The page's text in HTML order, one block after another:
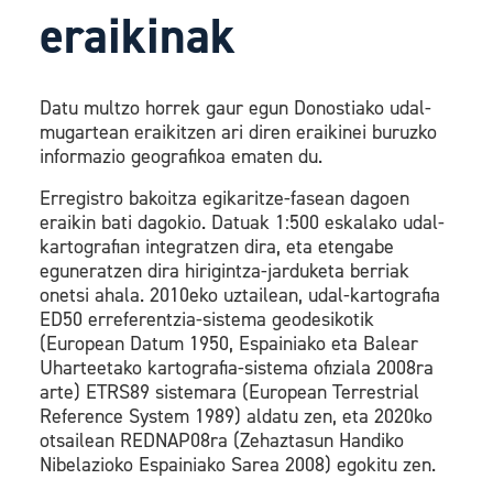
eraikinak
Datu multzo horrek gaur egun Donostiako udal-
mugartean eraikitzen ari diren eraikinei buruzko
informazio geografikoa ematen du.
Erregistro bakoitza egikaritze-fasean dagoen
eraikin bati dagokio. Datuak 1:500 eskalako udal-
kartografian integratzen dira, eta etengabe
eguneratzen dira hirigintza-jarduketa berriak
onetsi ahala. 2010eko uztailean, udal-kartografia
ED50 erreferentzia-sistema geodesikotik
(European Datum 1950, Espainiako eta Balear
Uharteetako kartografia-sistema ofiziala 2008ra
arte) ETRS89 sistemara (European Terrestrial
Reference System 1989) aldatu zen, eta 2020ko
otsailean REDNAP08ra (Zehaztasun Handiko
Nibelazioko Espainiako Sarea 2008) egokitu zen.